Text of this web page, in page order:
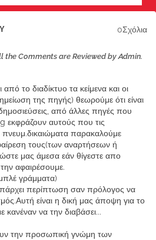
0Σχόλια
the Comments are Reviewed by Admin.
το διαδίκτυο τα κείμενα και οι
της πηγής) θεωρούμε ότι είναι
από άλλες πηγές που
εκφράζουν αυτούς που τις
παρακαλούμε
τους(των αναρτήσεων ή
μας άμεσα εάν θίγεστε απο
αφαιρέσουμε.
γράμματα)
περίπτωση σαν πρόλογος να
είναι η δική μας άποψη για το
να την διαβάσει...
την προσωπική γνώμη των